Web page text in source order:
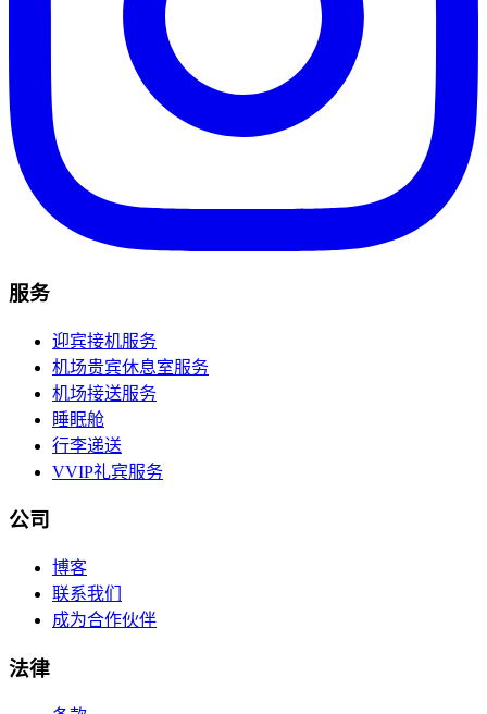
服务
迎宾接机服务
机场贵宾休息室服务
机场接送服务
睡眠舱
行李递送
VVIP礼宾服务
公司
博客
联系我们
成为合作伙伴
法律